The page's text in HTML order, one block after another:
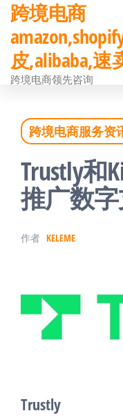
前
往
内
跨境电商
皮,alibaba,
跨境电商领先咨询
跨境电商服务资
Trustly和
推广数
作者 KELEME
Trustly